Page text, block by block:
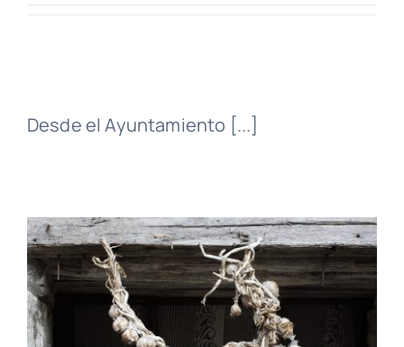
Argazki galeria
Kontaktua
Desde el Ayuntamiento [...]